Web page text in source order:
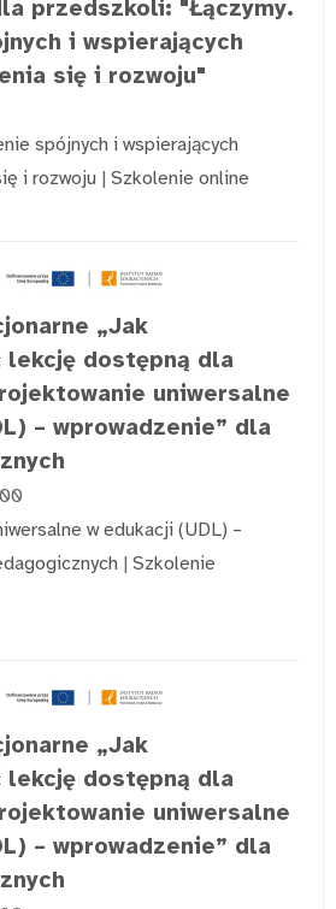
przedszkoli: "Łączymy.
i wspierających
się i rozwoju"
spójnych i wspierających
i rozwoju | Szkolenie online
„Jak
lekcję dostępną dla
uniwersalne
– wprowadzenie” dla
w edukacji (UDL) –
| Szkolenie
„Jak
lekcję dostępną dla
uniwersalne
– wprowadzenie” dla